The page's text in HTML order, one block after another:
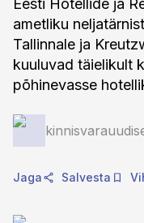
Eesti Hotellide ja
ametliku
Tallinnale ja
kuuluvad täielikult
põhinevasse
Jaga Salvesta